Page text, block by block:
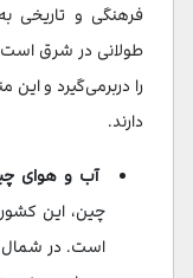
فرهنگی و تاریخی
طولانی در شرق
را دربرمی‌گیرد و
دارند.
آب و هوای
چین، این کشور
است. در شمال